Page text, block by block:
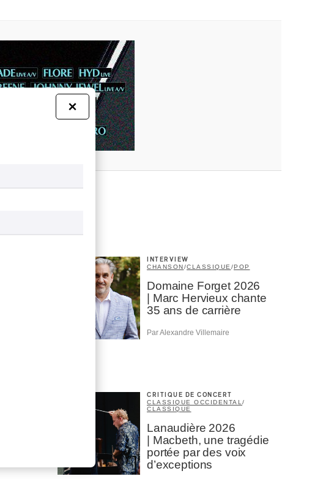
INTERVIEW
CHANSON/CLASSIQUE /POP
Domaine Forget 2026
| Marc Hervieux chante
35 ans de carrière
Par Alexandre Villemaire
CRITIQUE DE CONCERT
CLASSIQUE OCCIDENTAL/
CLASSIQUE
Lanaudière 2026
| Macbeth, une tragédie
portée par des voix
d’exceptions
×